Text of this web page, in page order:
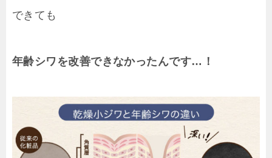
できても
年齢シワを改善できなかった んです…！